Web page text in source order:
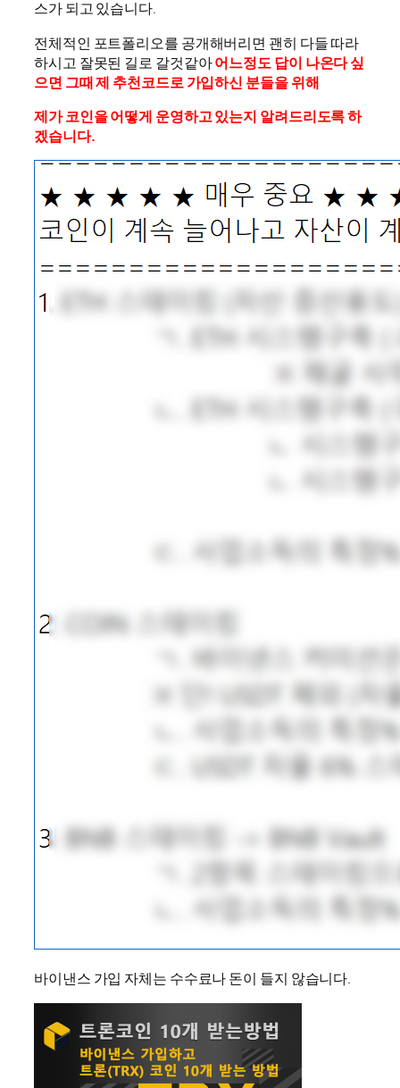
스가 되고 있습니다.
전체적인 포트폴리오를 공개해버리면 괜히 다들 따라
하시고 잘못된 길로 갈것같아어느정도 답이 나온다 싶
으면 그때 제 추천코드로 가입하신 분들을 위해
제가 코인을 어떻게 운영하고 있는지 알려드리도록 하
겠습니다.
바이낸스 가입 자체는 수수료나 돈이 들지 않습니다.